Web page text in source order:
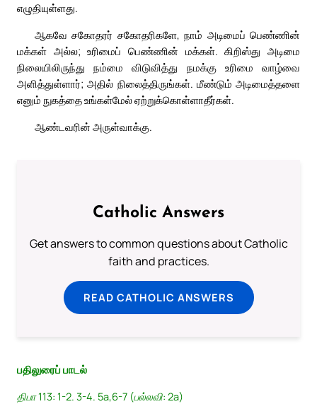
எழுதியுள்ளது.
ஆகவே சகோதரர் சகோதரிகளே, நாம் அடிமைப் பெண்ணின்
மக்கள் அல்ல; உரிமைப் பெண்ணின் மக்கள். கிறிஸ்து அடிமை
நிலையிலிருந்து நம்மை விடுவித்து நமக்கு உரிமை வாழ்வை
அளித்துள்ளார்; அதில் நிலைத்திருங்கள். மீண்டும் அடிமைத்தளை
எனும் நுகத்தை உங்கள்மேல் ஏற்றுக்கொள்ளாதீர்கள்.
ஆண்டவரின் அருள்வாக்கு.
Catholic Answers
Get answers to common questions about Catholic
faith and practices.
READ CATHOLIC ANSWERS
பதிலுரைப் பாடல்
திபா 113: 1-2. 3-4. 5a,6-7 (பல்லவி: 2a)